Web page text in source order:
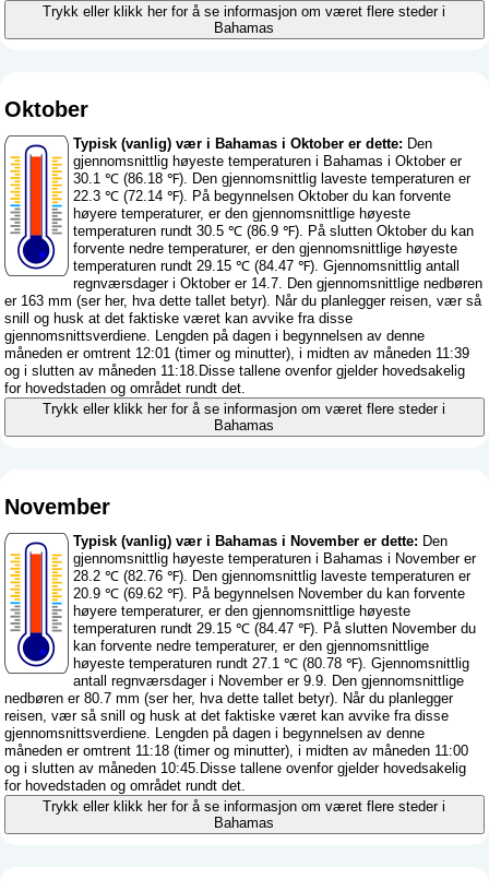
Trykk eller klikk her for å se informasjon om været flere steder i
Bahamas
Oktober
Typisk (vanlig) vær i Bahamas i Oktober er dette: Den
gjennomsnittlig høyeste temperaturen i Bahamas i Oktober er
30.1 ℃ (86.18 ℉). Den gjennomsnittlig laveste temperaturen er
22.3 ℃ (72.14 ℉). På begynnelsen Oktober du kan forvente
høyere temperaturer, er den gjennomsnittlige høyeste
temperaturen rundt 30.5 ℃ (86.9 ℉). På slutten Oktober du kan
forvente nedre temperaturer, er den gjennomsnittlige høyeste
temperaturen rundt 29.15 ℃ (84.47 ℉). Gjennomsnittlig antall
regnværsdager i Oktober er 14.7. Den gjennomsnittlige nedbøren
er 163 mm (ser her, hva dette tallet betyr). Når du planlegger reisen, vær så
snill og husk at det faktiske været kan avvike fra disse
gjennomsnittsverdiene. Lengden på dagen i begynnelsen av denne
måneden er omtrent 12:01 (timer og minutter), i midten av måneden 11:39
og i slutten av måneden 11:18.Disse tallene ovenfor gjelder hovedsakelig
for hovedstaden og området rundt det.
Trykk eller klikk her for å se informasjon om været flere steder i
Bahamas
November
Typisk (vanlig) vær i Bahamas i November er dette: Den
gjennomsnittlig høyeste temperaturen i Bahamas i November er
28.2 ℃ (82.76 ℉). Den gjennomsnittlig laveste temperaturen er
20.9 ℃ (69.62 ℉). På begynnelsen November du kan forvente
høyere temperaturer, er den gjennomsnittlige høyeste
temperaturen rundt 29.15 ℃ (84.47 ℉). På slutten November du
kan forvente nedre temperaturer, er den gjennomsnittlige
høyeste temperaturen rundt 27.1 ℃ (80.78 ℉). Gjennomsnittlig
antall regnværsdager i November er 9.9. Den gjennomsnittlige
nedbøren er 80.7 mm (ser her, hva dette tallet betyr). Når du planlegger
reisen, vær så snill og husk at det faktiske været kan avvike fra disse
gjennomsnittsverdiene. Lengden på dagen i begynnelsen av denne
måneden er omtrent 11:18 (timer og minutter), i midten av måneden 11:00
og i slutten av måneden 10:45.Disse tallene ovenfor gjelder hovedsakelig
for hovedstaden og området rundt det.
Trykk eller klikk her for å se informasjon om været flere steder i
Bahamas